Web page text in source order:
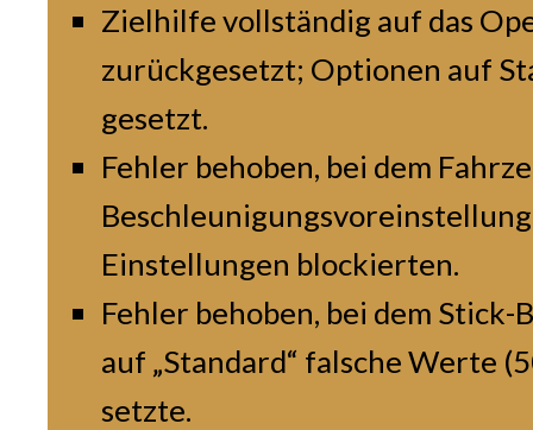
Zielhilfe vollständig auf das
zurückgesetzt; Optionen auf
gesetzt.
Fehler behoben, bei dem
Einstellungen blockierten.
Fehler behoben, bei dem Stick-
auf „Standard“ falsche Werte
setzte.